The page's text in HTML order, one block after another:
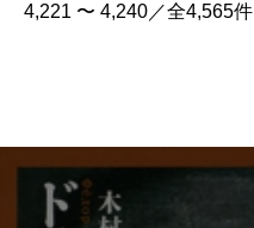
4,221 〜 4,240／全4,565件